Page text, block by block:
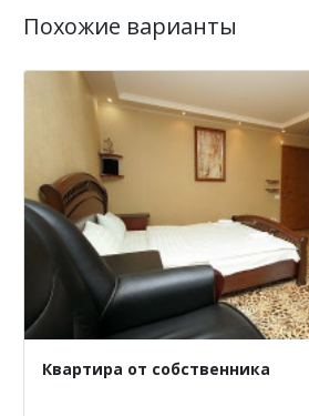
Похожие варианты
Квартира от собственника